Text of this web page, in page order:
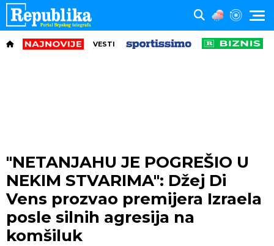
VESTI
"NETANJAHU JE POGREŠIO U
NEKIM STVARIMA": Džej Di
Vens prozvao premijera Izraela
posle silnih agresija na
komšiluk